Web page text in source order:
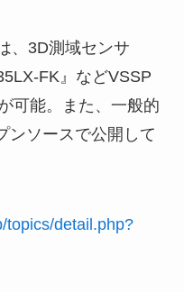
、3D測域センサ
FK』などVSSP
可能。また、一般的
ンソースで公開して
topics/detail.php?